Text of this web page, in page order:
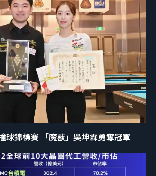
球錦標賽 「魔獸」吳坤霖勇奪冠軍